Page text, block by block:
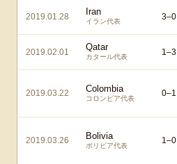
2019.01.28 Iran
イラン代表 3–0
2019.02.01 Qatar
カタール代表 1–3
2019.03.22 Colombia
コロンビア代表
0–1
2019.03.26 Bolivia
ボリビア代表
1–0